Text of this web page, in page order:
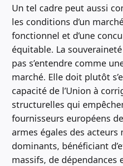
Un tel cadre peut aussi
les conditions d’un
fonctionnel et d’une
équitable. La
pas s’entendre comme
marché. Elle doit plutôt
capacité de l’Union à
structurelles qui
fournisseurs européens
armes égales des acteurs
dominants, bénéficiant
massifs, de dépendances